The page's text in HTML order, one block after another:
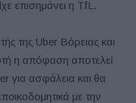
επισημάνει η TfL.
της Uber Βόρειας και
η απόφαση αποτελεί
για ασφάλεια και θα
με την